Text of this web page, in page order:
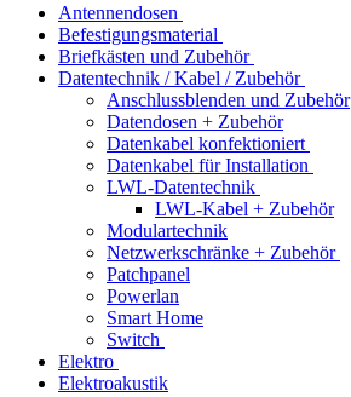
Antennendosen
Befestigungsmaterial
Briefkästen und Zubehör
Datentechnik / Kabel / Zubehör
Anschlussblenden und Zubehör
Datendosen + Zubehör
Datenkabel konfektioniert
Datenkabel für Installation
LWL-Datentechnik
LWL-Kabel + Zubehör
Modulartechnik
Netzwerkschränke + Zubehör
Patchpanel
Powerlan
Smart Home
Switch
Elektro
Elektroakustik